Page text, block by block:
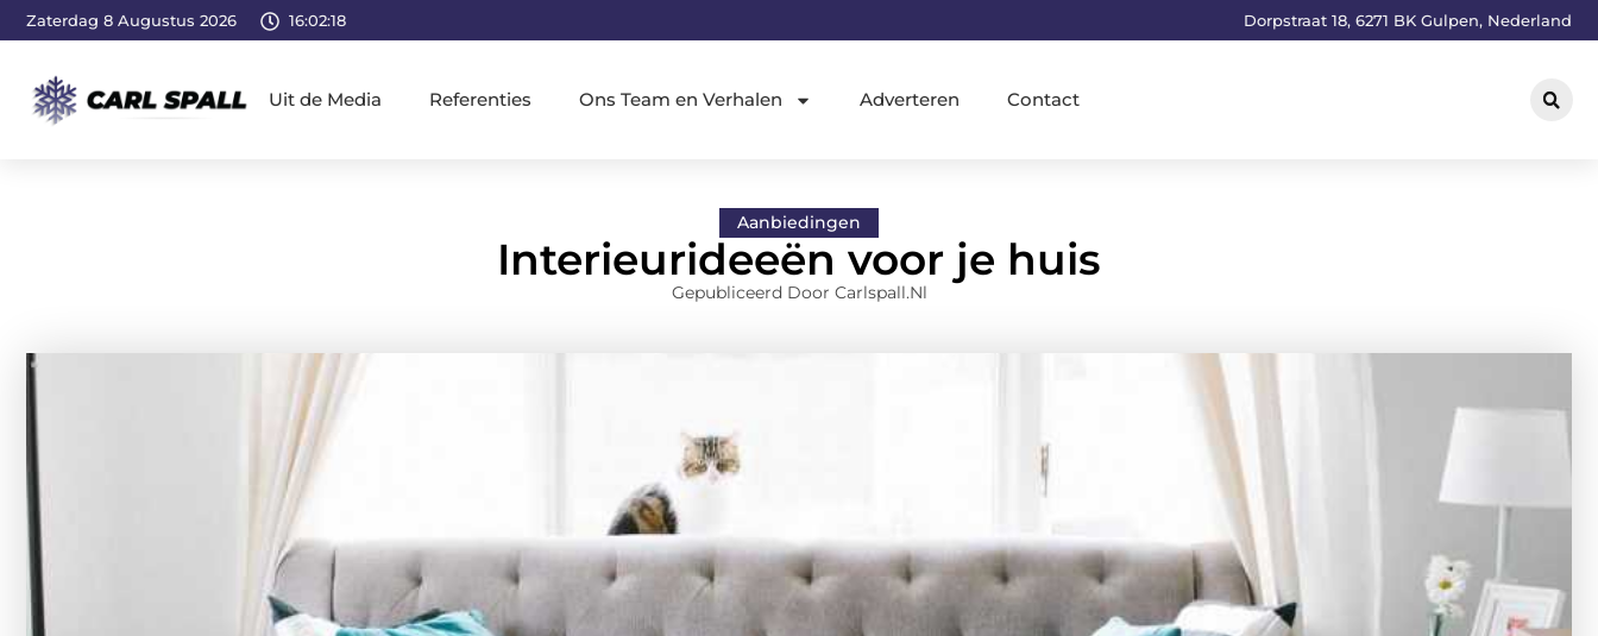
Zaterdag 8 Augustus 2026 16:02:19 Dorpstraat 18, 6271 BK Gulpen, Nederland
Uit de Media Referenties Ons Team en Verhalen Adverteren Contact
Aanbiedingen
Interieurideeën voor je huis
Gepubliceerd Door Carlspall.nl